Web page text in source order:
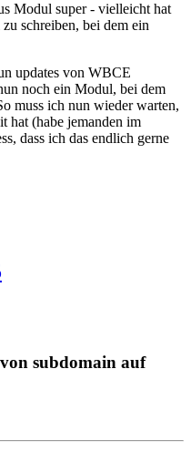
Modul super - vielleicht hat
schreiben, bei dem ein
updates von WBCE
noch ein Modul, bei dem
muss ich nun wieder warten,
hat (habe jemanden im
dass ich das endlich gerne
subdomain auf